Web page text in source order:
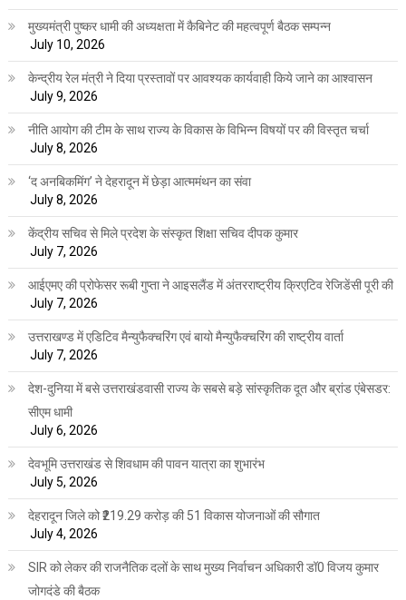
मुख्यमंत्री पुष्कर धामी की अध्यक्षता में कैबिनेट की महत्वपूर्ण बैठक सम्पन्न
July 10, 2026
केन्द्रीय रेल मंत्री ने दिया प्रस्तावों पर आवश्यक कार्यवाही किये जाने का आश्वासन
July 9, 2026
नीति आयोग की टीम के साथ राज्य के विकास के विभिन्न विषयों पर की विस्तृत चर्चा
July 8, 2026
‘द अनबिकमिंग’ ने देहरादून में छेड़ा आत्ममंथन का संवा
July 8, 2026
केंद्रीय सचिव से मिले प्रदेश के संस्कृत शिक्षा सचिव दीपक कुमार
July 7, 2026
आईएमए की प्रोफेसर रूबी गुप्ता ने आइसलैंड में अंतरराष्ट्रीय क्रिएटिव रेजिडेंसी पूरी की
July 7, 2026
उत्तराखण्ड में एडिटिव मैन्युफैक्चरिंग एवं बायो मैन्युफैक्चरिंग की राष्ट्रीय वार्ता
July 7, 2026
देश-दुनिया में बसे उत्तराखंडवासी राज्य के सबसे बड़े सांस्कृतिक दूत और ब्रांड एंबेसडर:
सीएम धामी
July 6, 2026
देवभूमि उत्तराखंड से शिवधाम की पावन यात्रा का शुभारंभ
July 5, 2026
देहरादून जिले को ₹219.29 करोड़ की 51 विकास योजनाओं की सौगात
July 4, 2026
SIR को लेकर की राजनैतिक दलों के साथ मुख्य निर्वाचन अधिकारी डॉ0 विजय कुमार
जोगदंडे की बैठक